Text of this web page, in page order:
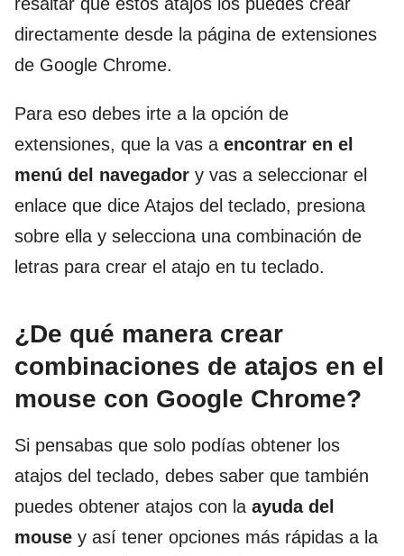
directamente desde la página de extensiones
de Google Chrome.
Para eso debes irte a la opción de
extensiones, que la vas a encontrar en el
menú del navegador y vas a seleccionar el
enlace que dice Atajos del teclado, presiona
sobre ella y selecciona una combinación de
letras para crear el atajo en tu teclado.
¿De qué manera crear
combinaciones de atajos en el
mouse con Google Chrome?
Si pensabas que solo podías obtener los
atajos del teclado, debes saber que también
puedes obtener atajos con la ayuda del
mouse y así tener opciones más rápidas a la